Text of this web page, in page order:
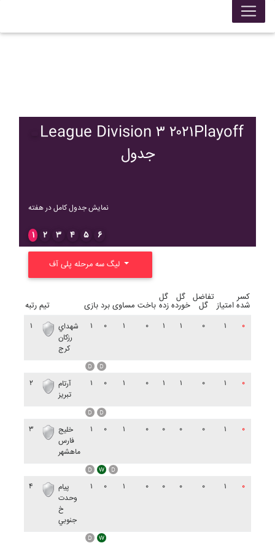
League Division ۳ ۲۰۲۱Playoff
جدول
نمایش جدول کامل در هفته
۱ ۲ ۳ ۴ ۵ ۶
رتبه تیم بازی برد مساوی باخت
گل
زده
گل
خورده
تفاضل
گل امتیاز
کسر
شده
۱
شهداي
رزکان
کرج
۱ ۰ ۱ ۰ ۱ ۱ ۰ ۱ ۰
۲
آرتام
تبريز
۱ ۰ ۱ ۰ ۱ ۱ ۰ ۱ ۰
۳
خليج
فارس
ماهشهر
۱ ۰ ۱ ۰ ۰ ۰ ۰ ۱ ۰
۴
پيام
وحدت
خ
جنوبي
۱ ۰ ۱ ۰ ۰ ۰ ۰ ۱ ۰